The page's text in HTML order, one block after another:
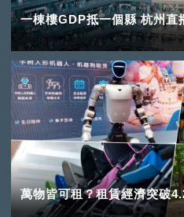
一棟樓GDP抵一個縣 杭州直
萬物皆可租？租賃經濟突破